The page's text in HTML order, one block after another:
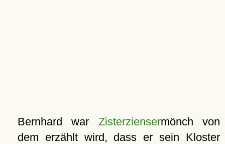
Bernhard war Zisterziensermönch von
dem erzählt wird, dass er sein Kloster